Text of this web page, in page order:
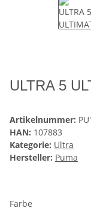
ULTRA 5
Artikelnummer:
HAN: 107883
Kategorie: Ultra
Hersteller: Puma
Farbe